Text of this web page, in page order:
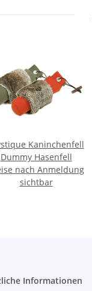
Kaninchenfell
Dummy Hasenfell
nach Anmeldung
sichtbar
Informationen